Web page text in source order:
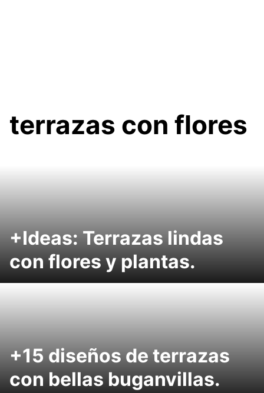
terrazas con flores
+Ideas: Terrazas lindas
con flores y plantas.
+15 diseños de terrazas
con bellas buganvillas.